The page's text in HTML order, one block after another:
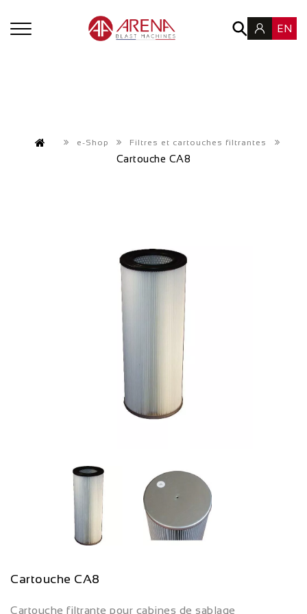
EN
e-Shop Filtres et cartouches filtrantes
Cartouche CA8
Cartouche CA8
Cartouche filtrante pour cabines de sablage